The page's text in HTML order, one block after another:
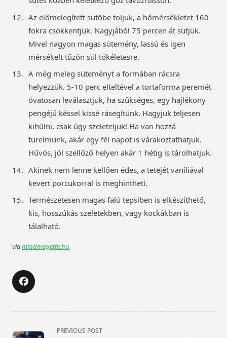
Az előmelegített sütőbe toljuk, a hőmérsékletet 160
fokra csökkentjük. Nagyjából 75 percen át sütjük.
Mivel nagyon magas sütemény, lassú és igen
mérsékelt tűzön sül tökéletesre.
A még meleg süteményt a formában rácsra
helyezzük. 5-10 perc elteltével a tortaforma peremét
óvatosan leválasztjuk, ha szükséges, egy hajlékony
pengéjű késsel kissé rásegítünk. Hagyjuk teljesen
kihűlni, csak úgy szeleteljük! Ha van hozzá
türelmünk, akár egy fél napot is várakoztathatjuk.
Hűvös, jól szellőző helyen akár 1 hétig is tárolhatjuk.
Akinek nem lenne kellően édes, a tetejét vaníliával
kevert porcukorral is meghintheti.
Természetesen magas falú tepsiben is elkészíthető,
kis, hosszúkás szeletekben, vagy kockákban is
tálalható.
viamindmegette.hu
<span
PREVIOUS POST